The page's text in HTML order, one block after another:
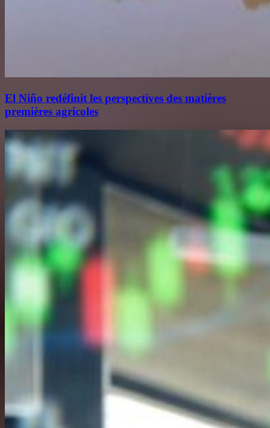
El Niño redéfinit les perspectives des matières
premières agricoles